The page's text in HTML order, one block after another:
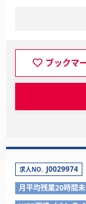
ブックマ
求人NO. J0029974
月平均残業20時間